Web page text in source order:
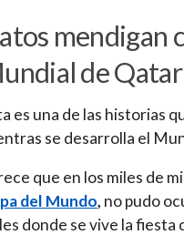
mendigan
de
es una de las historias
se desarrolla el
que en los miles de
del Mundo, no pudo
donde se vive la fiesta